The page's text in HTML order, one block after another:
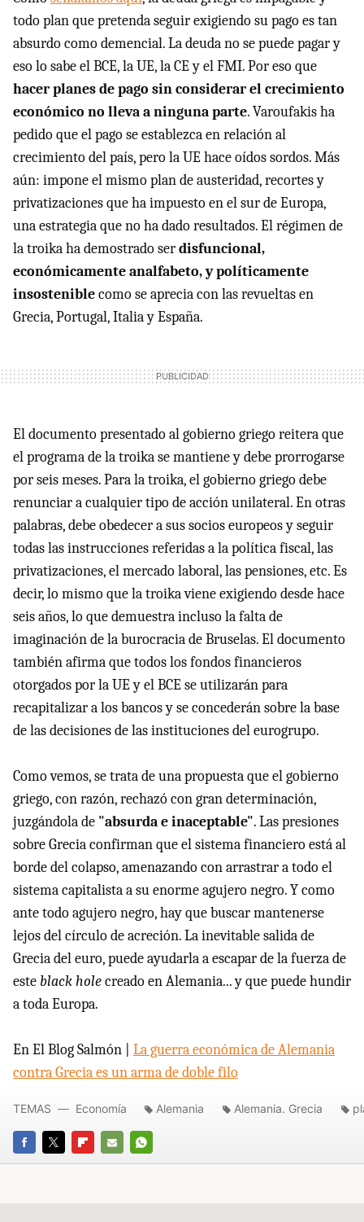
todo plan que pretenda seguir exigiendo su pago es tan
absurdo como demencial. La deuda no se puede pagar y
eso lo sabe el BCE, la UE, la CE y el FMI. Por eso que
hacer planes de pago sin considerar el crecimiento
económico no lleva a ninguna parte. Varoufakis ha
pedido que el pago se establezca en relación al
crecimiento del país, pero la UE hace oídos sordos. Más
aún: impone el mismo plan de austeridad, recortes y
privatizaciones que ha impuesto en el sur de Europa,
una estrategia que no ha dado resultados. El régimen de
la troika ha demostrado serdisfuncional,
económicamente analfabeto, y políticamente
insosteniblecomo se aprecia con las revueltas en
Grecia, Portugal, Italia y España.
El documento presentado al gobierno griego reitera que
el programa de la troika se mantiene y debe prorrogarse
por seis meses. Para la troika, el gobierno griego debe
renunciar a cualquier tipo de acción unilateral. En otras
palabras, debe obedecer a sus socios europeos y seguir
todas las instrucciones referidas a la política fiscal, las
privatizaciones, el mercado laboral, las pensiones, etc. Es
decir, lo mismo que la troika viene exigiendo desde hace
seis años, lo que demuestra incluso la falta de
imaginación de la burocracia de Bruselas. El documento
también afirma que todos los fondos financieros
otorgados por la UE y el BCE se utilizarán para
recapitalizar a los bancos y se concederán sobre la base
de las decisiones de las instituciones del eurogrupo.
Como vemos, se trata de una propuesta que el gobierno
griego, con razón, rechazó con gran determinación,
juzgándola de "absurda e inaceptable". Las presiones
sobre Grecia confirman que el sistema financiero está al
borde del colapso, amenazando con arrastrar a todo el
sistema capitalista a su enorme agujero negro. Y como
ante todo agujero negro, hay que buscar mantenerse
lejos del círculo de acreción. La inevitable salida de
Grecia del euro, puede ayudarla a escapar de la fuerza de
este black holecreado en Alemania... y que puede hundir
a toda Europa.
En El Blog Salmón | La guerra económica de Alemania
contra Grecia es un arma de doble filo
FACEBOOK
TWITTERFLIPBOARD
E-
WHATSAPP
TEMAS Economía Alemania Alemania. Grecia